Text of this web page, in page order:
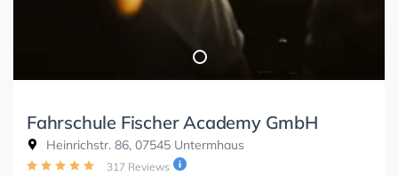
Fahrschule Fischer Academy GmbH
Heinrichstr. 86, 07545 Untermhaus
317 Reviews